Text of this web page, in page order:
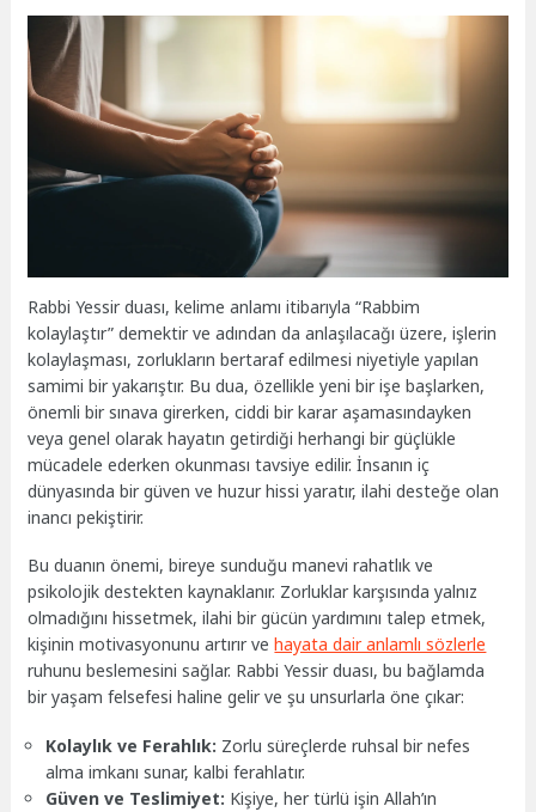
Rabbi Yessir duası, kelime anlamı itibarıyla “Rabbim
kolaylaştır” demektir ve adından da anlaşılacağı üzere, işlerin
kolaylaşması, zorlukların bertaraf edilmesi niyetiyle yapılan
samimi bir yakarıştır. Bu dua, özellikle yeni bir işe başlarken,
önemli bir sınava girerken, ciddi bir karar aşamasındayken
veya genel olarak hayatın getirdiği herhangi bir güçlükle
mücadele ederken okunması tavsiye edilir. İnsanın iç
dünyasında bir güven ve huzur hissi yaratır, ilahi desteğe olan
inancı pekiştirir.
Bu duanın önemi, bireye sunduğu manevi rahatlık ve
psikolojik destekten kaynaklanır. Zorluklar karşısında yalnız
olmadığını hissetmek, ilahi bir gücün yardımını talep etmek,
kişinin motivasyonunu artırır vehayata dair anlamlı sözlerle
ruhunu beslemesini sağlar. Rabbi Yessir duası, bu bağlamda
bir yaşam felsefesi haline gelir ve şu unsurlarla öne çıkar:
Kolaylık ve Ferahlık: Zorlu süreçlerde ruhsal bir nefes
alma imkanı sunar, kalbi ferahlatır.
Güven ve Teslimiyet: Kişiye, her türlü işin Allah’ın